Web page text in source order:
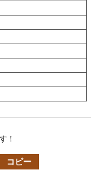
！
コピー